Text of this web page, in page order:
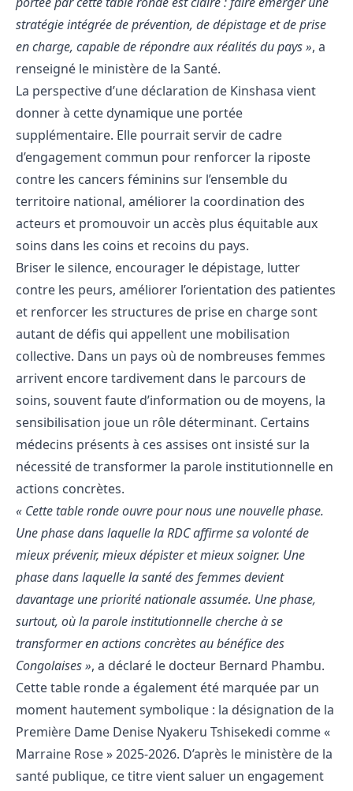
stratégie intégrée de prévention, de dépistage et de prise
en charge, capable de répondre aux réalités du pays », a
renseigné le ministère de la Santé.
La perspective d’une déclaration de Kinshasa vient
donner à cette dynamique une portée
supplémentaire. Elle pourrait servir de cadre
d’engagement commun pour renforcer la riposte
contre les cancers féminins sur l’ensemble du
territoire national, améliorer la coordination des
acteurs et promouvoir un accès plus équitable aux
soins dans les coins et recoins du pays.
Briser le silence, encourager le dépistage, lutter
contre les peurs, améliorer l’orientation des patientes
et renforcer les structures de prise en charge sont
autant de défis qui appellent une mobilisation
collective. Dans un pays où de nombreuses femmes
arrivent encore tardivement dans le parcours de
soins, souvent faute d’information ou de moyens, la
sensibilisation joue un rôle déterminant. Certains
médecins présents à ces assises ont insisté sur la
nécessité de transformer la parole institutionnelle en
actions concrètes.
« Cette table ronde ouvre pour nous une nouvelle phase.
Une phase dans laquelle la RDC affirme sa volonté de
mieux prévenir, mieux dépister et mieux soigner. Une
phase dans laquelle la santé des femmes devient
davantage une priorité nationale assumée. Une phase,
surtout, où la parole institutionnelle cherche à se
transformer en actions concrètes au bénéfice des
Congolaises », a déclaré le docteur Bernard Phambu.
Cette table ronde a également été marquée par un
moment hautement symbolique : la désignation de la
Première Dame Denise Nyakeru Tshisekedi comme «
Marraine Rose » 2025-2026. D’après le ministère de la
santé publique, ce titre vient saluer un engagement